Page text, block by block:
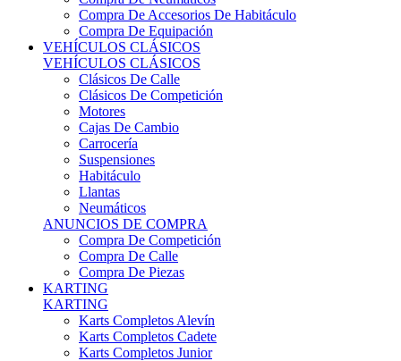
Compra De Equipación
VEHÍCULOS CLÁSICOS
VEHÍCULOS CLÁSICOS
Clásicos De Calle
Clásicos De Competición
Motores
Cajas De Cambio
Carrocería
Suspensiones
Habitáculo
Llantas
Neumáticos
ANUNCIOS DE COMPRA
Compra De Competición
Compra De Calle
Compra De Piezas
KARTING
KARTING
Karts Completos Alevín
Karts Completos Cadete
Karts Completos Junior
Karts Completos Senior